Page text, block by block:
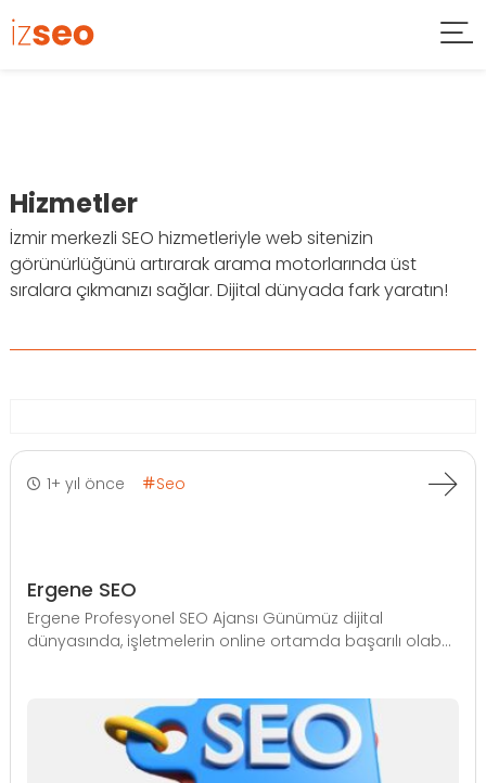
Hizmetler
İzmir merkezli SEO hizmetleriyle web sitenizin
görünürlüğünü artırarak arama motorlarında üst
sıralara çıkmanızı sağlar. Dijital dünyada fark yaratın!
1+ yıl önce Seo
Ergene SEO
Ergene Profesyonel SEO Ajansı Günümüz dijital
dünyasında, işletmelerin online ortamda başarılı olab...